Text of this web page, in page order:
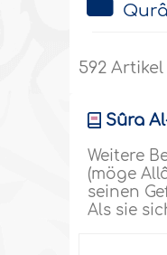
592 Artikel
Sûra
Weitere
(möge
seinen
Als sie